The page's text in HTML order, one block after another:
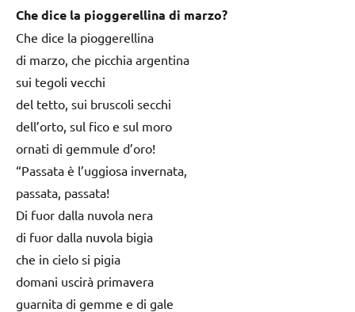
Che dice la pioggerellina di marzo?
Che dice la pioggerellina
di marzo, che picchia argentina
sui tegoli vecchi
del tetto, sui bruscoli secchi
dell’orto, sul fico e sul moro
ornati di gemmule d’oro!
“Passata è l’uggiosa invernata,
passata, passata!
Di fuor dalla nuvola nera
di fuor dalla nuvola bigia
che in cielo si pigia
domani uscirà primavera
guarnita di gemme e di gale